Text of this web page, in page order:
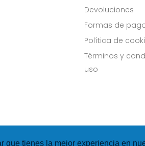
que tienes la mejor experiencia en
Devoluciones
Formas de
Política de
Términos y
uso